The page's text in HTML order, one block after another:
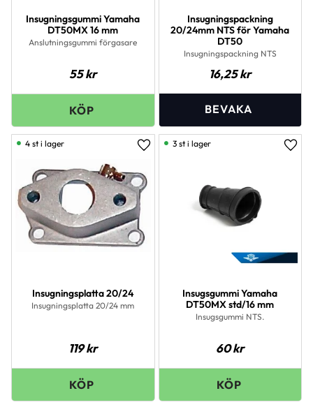
Insugningsgummi Yamaha
DT50MX 16 mm
Anslutningsgummi förgasare
55kr
Insugningspackning
20/24mm NTS för Yamaha
DT50
Insugningspackning NTS
16,25kr
Insugningsplatta 20/24
Insugningsplatta 20/24 mm
119kr
Lägg till i favoriter
4 st i lager
Insugsgummi Yamaha
DT50MX std/16 mm
Insugsgummi NTS.
60kr
3 st i lager